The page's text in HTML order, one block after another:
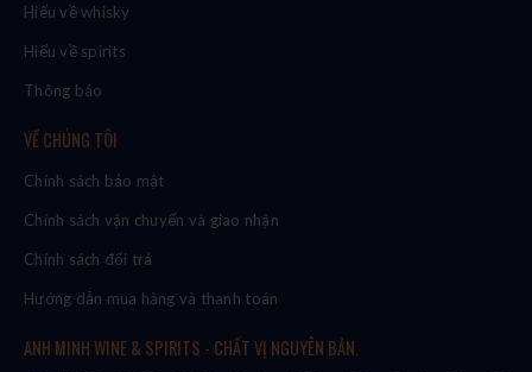
Hiểu về whisky
Hiểu về spirits
Thông báo
VỀ CHÚNG TÔI
Chính sách bảo mật
Chính sách vận chuyển và giao nhận
Chính sách đổi trả
Hướng dẫn mua hàng và thanh toán
ANH MINH WINE & SPIRITS - CHẤT VỊ NGUYÊN BẢN.